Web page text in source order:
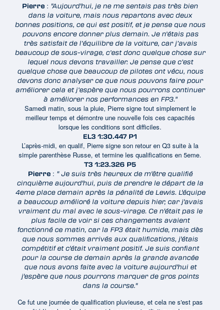
Pierre : "Aujourd'hui, je ne me sentais pas très bien
dans la voiture, mais nous repartons avec deux
bonnes positions, ce qui est positif, et je pense que nous
pouvons encore donner plus demain. Je n’étais pas
très satisfait de l’équilibre de la voiture, car j’avais
beaucoup de sous-virage, c’est donc quelque chose sur
lequel nous devons travailler. Je pense que c’est
quelque chose que beaucoup de pilotes ont vécu, nous
devons donc analyser ce que nous pouvons faire pour
améliorer cela et j’espère que nous pourrons continuer
à améliorer nos performances en FP3."
Samedi matin, sous la pluie, Pierre signe tout simplement le
meilleur temps et démontre une nouvelle fois ces capacités
lorsque les conditions sont difficiles.
EL3 1:30.447 P1
L’après-midi, en qualif, Pierre signe son retour en Q3 suite à la
simple parenthèse Russe, et termine les qualifications en 5eme.
T3 1:23.326 P5
Pierre: " Je suis très heureux de m'être qualifié
cinquième aujourd'hui, puis de prendre le départ de la
4eme place demain après la pénalité de Lewis. L'équipe
a beaucoup amélioré la voiture depuis hier, car j'avais
vraiment du mal avec le sous-virage. Ce n'était pas le
plus facile de voir si ces changements avaient
fonctionné ce matin, car la FP3 était humide, mais dès
que nous sommes arrivés aux qualifications, j'étais
compétitif et c'était vraiment positif. Je suis confiant
pour la course de demain après la grande avancée
que nous avons faite avec la voiture aujourd'hui et
j'espère que nous pourrons marquer de gros points
dans la course."
Ce fut une journée de qualification pluvieuse, et cela ne s'est pas